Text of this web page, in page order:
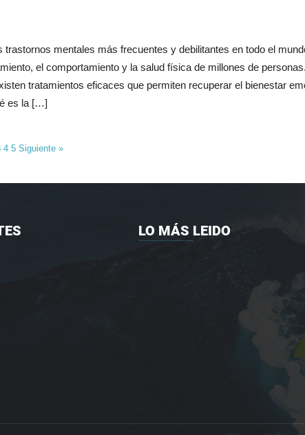
trastornos mentales más frecuentes y debilitantes en todo el
el comportamiento y la salud física de millones de
tratamientos eficaces que permiten recuperar el bienestar
es la […]
45Siguiente »
LO MÁS LEIDO